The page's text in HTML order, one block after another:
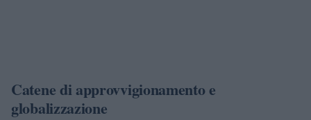
Catene di approvvigionamento e
globalizzazione